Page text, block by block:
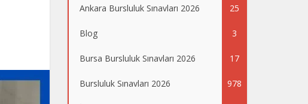
Ankara Bursluluk Sınavları 2026 25
Blog 3
Bursa Bursluluk Sınavları 2026 17
Bursluluk Sınavları 2026 978